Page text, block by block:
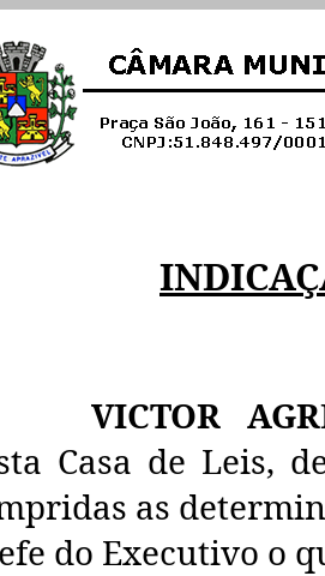
VICTOR
Casa de Leis,
as
do Executivo o